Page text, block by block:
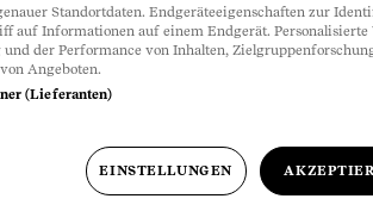
Standortdaten. Endgeräteeigenschaften zur
auf Informationen auf einem Endgerät. Personalisierte
und der Performance von Inhalten,
Angeboten.
(Lieferanten)
EINSTELLUNGEN